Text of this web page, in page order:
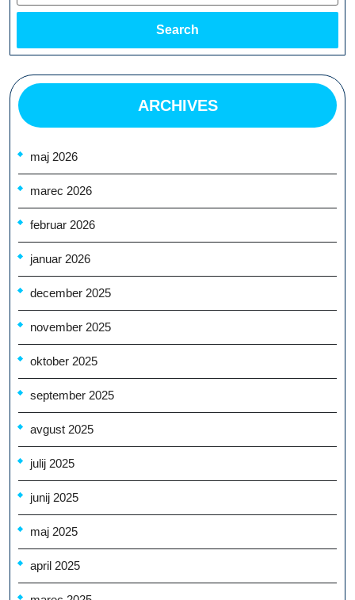
Search
ARCHIVES
maj 2026
marec 2026
februar 2026
januar 2026
december 2025
november 2025
oktober 2025
september 2025
avgust 2025
julij 2025
junij 2025
maj 2025
april 2025